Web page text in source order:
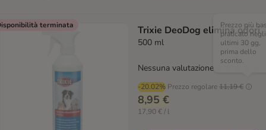
terminata Trixie DeoDog elimina odori
500 ml
-20.02% Prezzo regolare11,19 €
Prezzo più
praticato negli
ultimi 30 gg,
prima dello
sconto.
8,95 €
17,90 € / l
Nessuna valutazione